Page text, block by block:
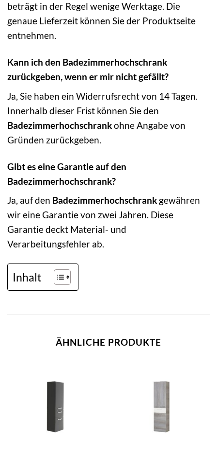
beträgt in der Regel wenige Werktage. Die
genaue Lieferzeit können Sie der Produktseite
entnehmen.
Kann ich den Badezimmerhochschrank
zurückgeben, wenn er mir nicht gefällt?
Ja, Sie haben ein Widerrufsrecht von 14 Tagen.
Innerhalb dieser Frist können Sie den
Badezimmerhochschrankohne Angabe von
Gründen zurückgeben.
Gibt es eine Garantie auf den
Badezimmerhochschrank?
Ja, auf den Badezimmerhochschrank gewähren
wir eine Garantie von zwei Jahren. Diese
Garantie deckt Material- und
Verarbeitungsfehler ab.
Inhalt
ÄHNLICHE PRODUKTE